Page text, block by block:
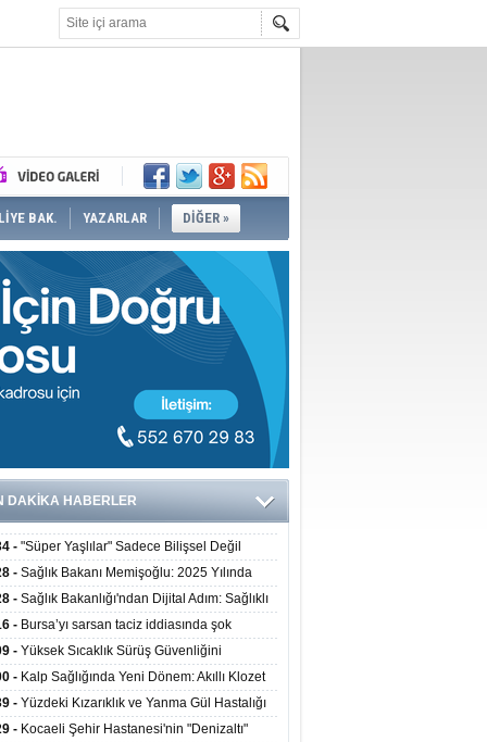
BAK. YAZARLAR DİĞER »
DAKİKA HABERLER
- "Süper Yaşlılar" Sadece Bilişsel Değil
Olarak da Daha Sağlıklı Yaşıyor
- Sağlık Bakanı Memişoğlu: 2025 Yılında
Aşkın Kişiye Emzirme Eğitimi Verildi
- Sağlık Bakanlığı'ndan Dijital Adım: Sağlıklı
Merkezlerinde Uzaktan Sağlık Hizmeti
- Bursa’yı sarsan taciz iddiasında şok
- Yüksek Sıcaklık Sürüş Güvenliğini
40 Derecede Güvenli Sürüş Süresi 53
İniyor
- Kalp Sağlığında Yeni Dönem: Akıllı Klozet
30 Saniyede Ritim Bozukluğunu Tespit
- Yüzdeki Kızarıklık ve Yanma Gül Hastalığı
Belirtisi Olabilir
- Kocaeli Şehir Hastanesi'nin "Denizaltı"